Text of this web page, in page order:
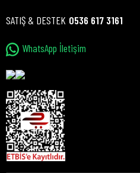
SATIŞ & DESTEK 0536 617 3161
WhatsApp İletişim